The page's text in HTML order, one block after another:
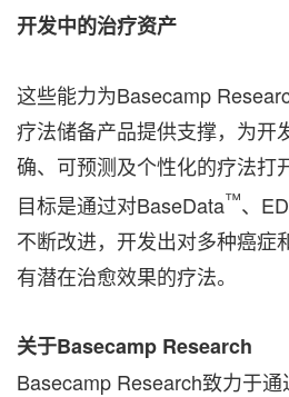
开发中的治疗资产
这些能力为Basecamp
疗法储备产品提供支撑，为开
确、可预测及个性化的疗法打
目标是通过对BaseData™、
不断改进，开发出对多种癌症
有潜在治愈效果的疗法。
关于Basecamp Research
Basecamp Research致力于